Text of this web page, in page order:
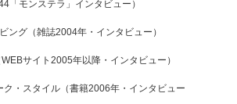
「モンステラ」インタビュー）
ング（雑誌2004年・インタビュー）
サイト2005年以降・インタビュー）
ク・スタイル（書籍2006年・インタビュー